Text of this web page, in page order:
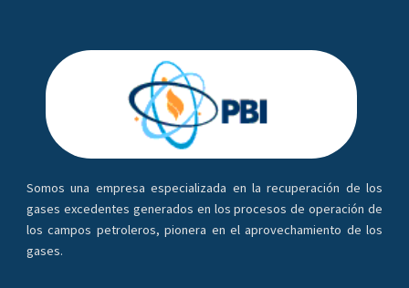
Somos una empresa especializada en la recuperación de los
gases excedentes generados en los procesos de operación de
los campos petroleros, pionera en el aprovechamiento de los
gases.